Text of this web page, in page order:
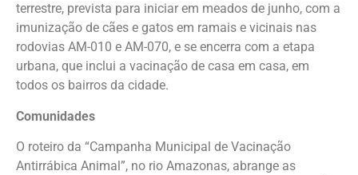
terrestre, prevista para iniciar em meados de junho, com a
imunização de cães e gatos em ramais e vicinais nas
rodovias AM-010 e AM-070, e se encerra com a etapa
urbana, que inclui a vacinação de casa em casa, em
todos os bairros da cidade.
Comunidades
O roteiro da “Campanha Municipal de Vacinação
Antirrábica Animal”, no rio Amazonas, abrange as